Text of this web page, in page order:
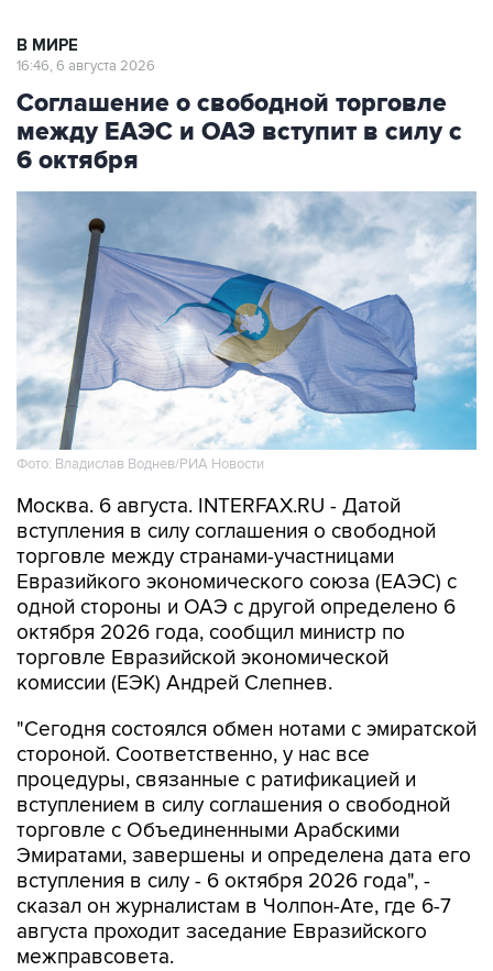
В МИРЕ
16:46, 6 августа 2026
Соглашение о свободной торговле
между ЕАЭС и ОАЭ вступит в силу с
6 октября
Фото: Владислав Воднев/РИА Новости
Москва. 6 августа. INTERFAX.RU - Датой
вступления в силу соглашения о свободной
торговле между странами-участницами
Евразийкого экономического союза (ЕАЭС) с
одной стороны и ОАЭ с другой определено 6
октября 2026 года, сообщил министр по
торговле Евразийской экономической
комиссии (ЕЭК) Андрей Слепнев.
"Сегодня состоялся обмен нотами с эмиратской
стороной. Соответственно, у нас все
процедуры, связанные с ратификацией и
вступлением в силу соглашения о свободной
торговле с Объединенными Арабскими
Эмиратами, завершены и определена дата его
вступления в силу - 6 октября 2026 года", -
сказал он журналистам в Чолпон-Ате, где 6-7
августа проходит заседание Евразийского
межправсовета.